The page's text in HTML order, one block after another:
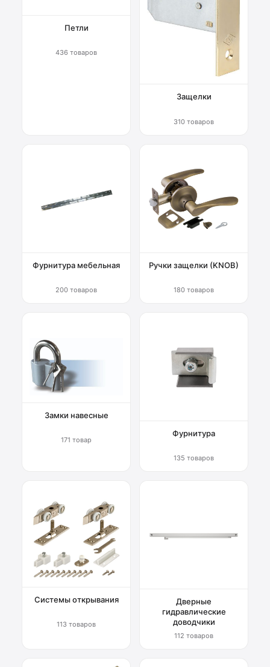
Петли
436 товаров
Защелки
310 товаров
Фурнитура мебельная
200 товаров
Ручки защелки (KNOB)
180 товаров
Замки навесные
171 товар
Фурнитура
135 товаров
Системы открывания
113 товаров
Дверные
гидравлические
доводчики
112 товаров